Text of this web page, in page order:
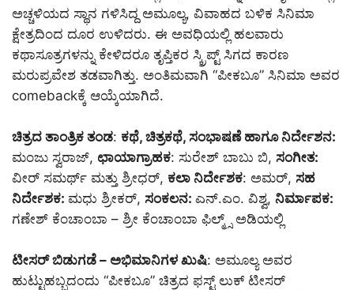
ಅಚ್ಚಳಿಯದ ಸ್ಥಾನ ಗಳಿಸಿದ್ದ ಅಮೂಲ್ಯ, ವಿವಾಹದ ಬಳಿಕ ಸಿನಿಮಾ
ಕ್ಷೇತ್ರದಿಂದ ದೂರ ಉಳಿದರು. ಈ ಅವಧಿಯಲ್ಲಿ ಹಲವಾರು
ಕಥಾಸೂತ್ರಗಳನ್ನು ಕೇಳಿದರೂ ತೃಪ್ತಿಕರ ಸ್ಕ್ರಿಪ್ಟ್ ಸಿಗದ ಕಾರಣ
ಮರುಪ್ರವೇಶ ತಡವಾಗಿತ್ತು. ಅಂತಿಮವಾಗಿ “ಪೀಕಬೂ” ಸಿನಿಮಾ ಅವರ
comebackಕ್ಕೆ ಆಯ್ಕೆಯಾಗಿದೆ.
ಚಿತ್ರದ ತಾಂತ್ರಿಕ ತಂಡ: ಕಥೆ, ಚಿತ್ರಕಥೆ, ಸಂಭಾಷಣೆ ಹಾಗೂ ನಿರ್ದೇಶನ:
ಮಂಜು ಸ್ವರಾಜ್, ಛಾಯಾಗ್ರಾಹಕ: ಸುರೇಶ್ ಬಾಬು ಬಿ, ಸಂಗೀತ:
ವೀರ್ ಸಮರ್ಥ್ ಮತ್ತು ಶ್ರೀಧರ್, ಕಲಾ ನಿರ್ದೇಶಕ: ಅಮರ್, ಸಹ
ನಿರ್ದೇಶಕ: ಮಧು ಶ್ರೀಕರ್, ಸಂಕಲನ: ಎನ್.ಎಂ. ವಿಶ್ವ, ನಿರ್ಮಾಪಕ:
ಗಣೇಶ್ ಕೆಂಚಾಂಬಾ – ಶ್ರೀ ಕೆಂಚಾಂಬಾ ಫಿಲ್ಮ್ಸ್ ಅಡಿಯಲ್ಲಿ
ಟೀಸರ್ ಬಿಡುಗಡೆ – ಅಭಿಮಾನಿಗಳ ಖುಷಿ: ಅಮೂಲ್ಯ ಅವರ
ಹುಟ್ಟುಹಬ್ಬದಂದು “ಪೀಕಬೂ” ಚಿತ್ರದ ಫಸ್ಟ್ ಲುಕ್ ಟೀಸರ್